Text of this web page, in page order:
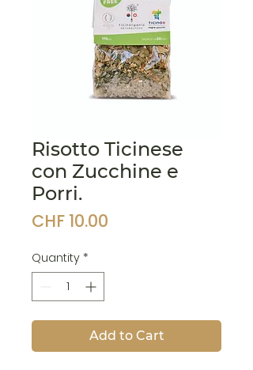
Risotto Ticinese
con Zucchine e
Porri.
CHF 10.00
Quantity *
Add to Cart